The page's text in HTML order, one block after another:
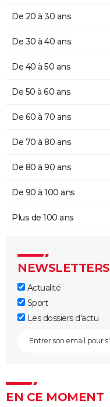
De 20 à 30 ans
De 30 à 40 ans
De 40 à 50 ans
De 50 à 60 ans
De 60 à 70 ans
De 70 à 80 ans
De 80 à 90 ans
De 90 à 100 ans
Plus de 100 ans
NEWSLETTERS
Actualité
Sport
Les dossiers d'actu
EN CE MOMENT